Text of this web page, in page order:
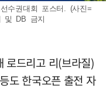
수권대회 포스터. (사진=
및 DB 금지
로드리고 리(브라질)
도 한국오픈 출전 자